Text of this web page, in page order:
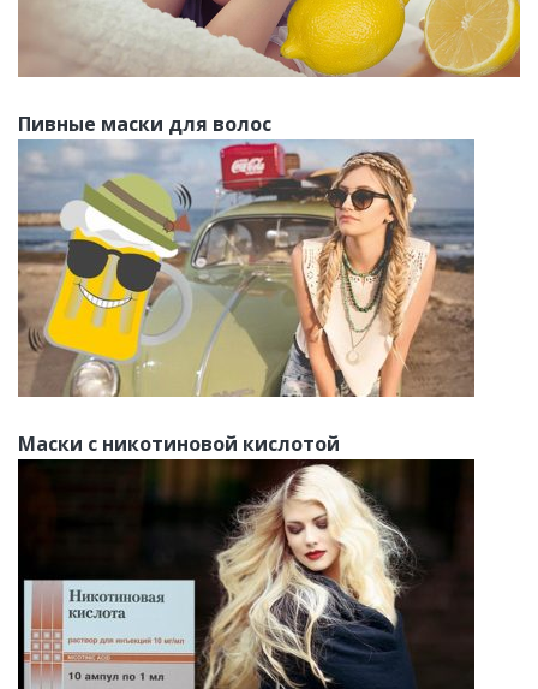
Пивные маски для волос
Маски с никотиновой кислотой